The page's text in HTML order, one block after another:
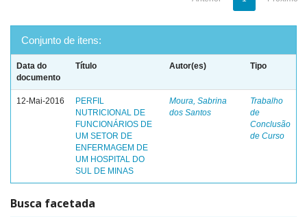
Conjunto de itens:
Data do
documento
Título Autor(es) Tipo
12-Mai-2016
PERFIL
NUTRICIONAL DE
FUNCIONÁRIOS DE
UM SETOR DE
ENFERMAGEM DE
UM HOSPITAL DO
SUL DE MINAS
Moura, Sabrina
dos Santos
Trabalho
de
Conclusão
de Curso
Busca facetada